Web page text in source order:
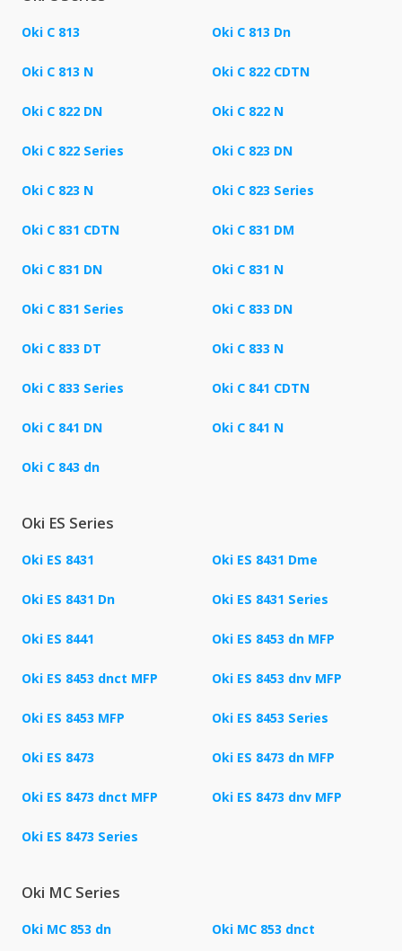
Oki C 813 Oki C 813 Dn
Oki C 813 N Oki C 822 CDTN
Oki C 822 DN Oki C 822 N
Oki C 822 Series Oki C 823 DN
Oki C 823 N Oki C 823 Series
Oki C 831 CDTN Oki C 831 DM
Oki C 831 DN Oki C 831 N
Oki C 831 Series Oki C 833 DN
Oki C 833 DT Oki C 833 N
Oki C 833 Series Oki C 841 CDTN
Oki C 841 DN Oki C 841 N
Oki C 843 dn
Oki ES Series
Oki ES 8431 Oki ES 8431 Dme
Oki ES 8431 Dn Oki ES 8431 Series
Oki ES 8441 Oki ES 8453 dn MFP
Oki ES 8453 dnct MFP Oki ES 8453 dnv MFP
Oki ES 8453 MFP Oki ES 8453 Series
Oki ES 8473 Oki ES 8473 dn MFP
Oki ES 8473 dnct MFP Oki ES 8473 dnv MFP
Oki ES 8473 Series
Oki MC Series
Oki MC 853 dn Oki MC 853 dnct